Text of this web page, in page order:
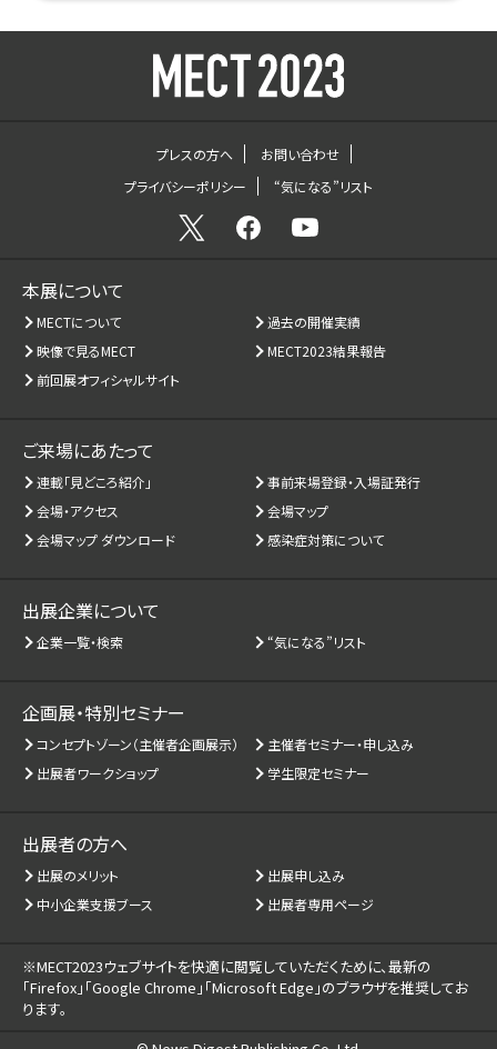
プレスの方へ
お問い合わせ
プライバシーポリシー
“気になる”リスト
本展について
MECTについて
過去の開催実績
映像で見るMECT
MECT2023結果報告
前回展オフィシャルサイト
ご来場にあたって
連載「見どころ紹介」
事前来場登録・入場証発行
会場・アクセス
会場マップ
会場マップ ダウンロード
感染症対策について
出展企業について
企業一覧・検索 “気になる”リスト
企画展・特別セミナー
コンセプトゾーン（主催者企画展示）
主催者セミナー・申し込み
出展者ワークショップ
学生限定セミナー
出展者の方へ
出展のメリット
出展申し込み
中小企業支援ブース
出展者専用ページ
※MECT2023ウェブサイトを快適に閲覧していただくために、 最新の
「Firefox」「Google Chrome」「Microsoft Edge」のブラウザを推奨してお
ります。